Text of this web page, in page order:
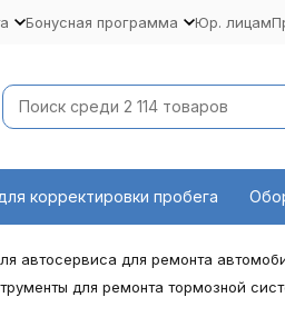
Бонусная программа Юр. лицам
корректировки пробега
автосервиса для ремонта
для ремонта тормозной